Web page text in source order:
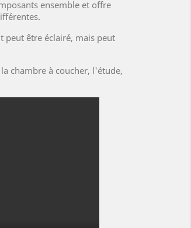
ensemble et offre
peut être éclairé, mais peut
chambre à coucher, l'étude,